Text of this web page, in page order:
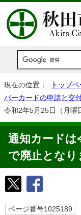
現在の位置： トップ
バーカードの申請と交
令和2年5月25日（月曜
通知カードは
で廃止となり
ページ番号1025189